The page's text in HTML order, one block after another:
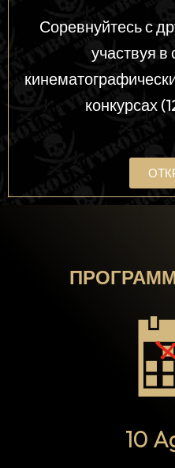
Соревнуйтесь с
участвуя
конкурсах
10